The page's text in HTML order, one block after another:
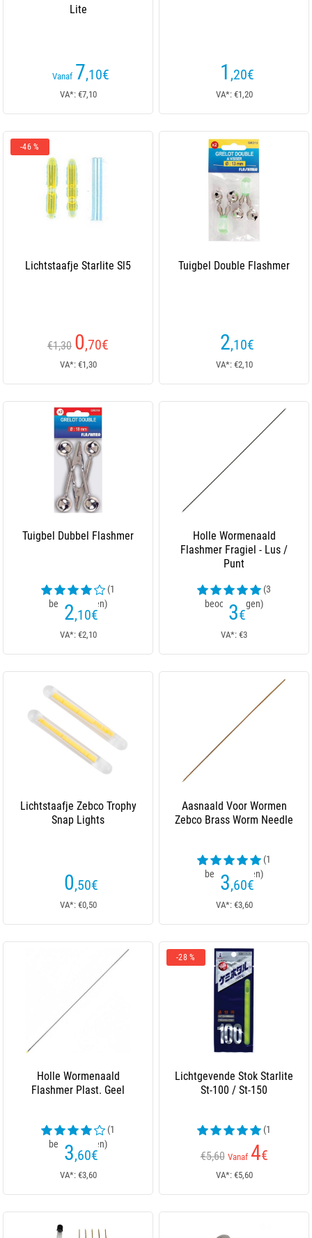
Lite
Vanaf 7,10€
VA*: €7,10
1 ,20€
VA*: €1,20
-46 %
Lichtstaafje Starlite Sl5
€1,30 0,70€
VA*: €1,30
Tuigbel Double Flashmer
2,10€
VA*: €2,10
Tuigbel Dubbel Flashmer
(1
beoordelingen)
2,10€
VA*: €2,10
Holle Wormenaald
Flashmer Fragiel - Lus /
Punt
(3
beoordelingen)
3€
VA*: €3
Lichtstaafje Zebco Trophy
Snap Lights
0,50€
VA*: €0,50
Aasnaald Voor Wormen
Zebco Brass Worm Needle
(1
beoordelingen)
3,60€
VA*: €3,60
Holle Wormenaald
Flashmer Plast. Geel
(1
beoordelingen)
3,60€
VA*: €3,60
-28 %
Lichtgevende Stok Starlite
St-100 / St-150
(1
beoordelingen)
€5,60 Vanaf 4€
VA*: €5,60